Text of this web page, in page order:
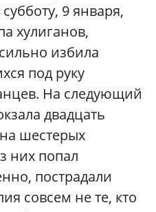
9 января,
хулиганов,
избила
под руку
На следующий
двадцать
шестерых
них попал
пострадали
совсем не те, кто